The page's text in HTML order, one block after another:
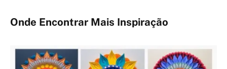
Onde Encontrar Mais Inspiração